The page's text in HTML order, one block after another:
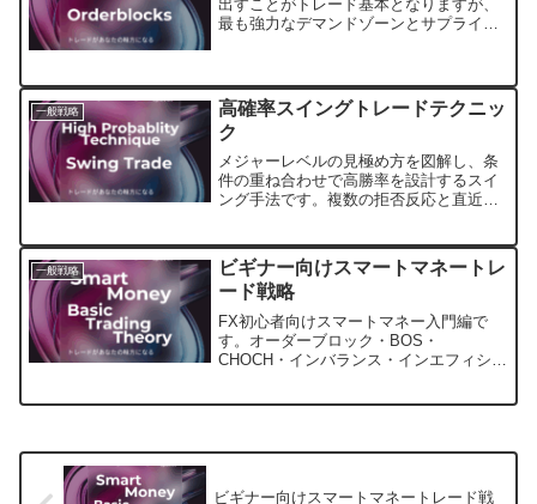
出すことがトレード基本となりますが、
最も強力なデマンドゾーンとサプライゾ
す。
一般戦略
高確率スイングトレードテクニッ
ク
メジャーレベルの見極め方を図解し、条
件の重ね合わせで高勝率を設計するスイ
ング手法です。複数の拒否反応と直近形
す。
一般戦略
ビギナー向けスマートマネートレ
ード戦略
FX初心者向けスマートマネー入門編で
す。オーダーブロック・BOS・
CHOCH・インバランス・インエフィシェ
す。
ビギナー向けスマートマネートレード戦